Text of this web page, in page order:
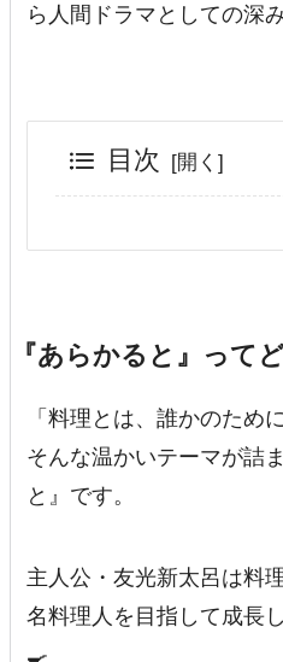
ら人間ドラマとしての深
目次
『あらかると』って
「料理とは、誰かのた
そんな温かいテーマが詰
と』です。
主人公・友光新太呂は料
名料理人を目指して成長
🍳